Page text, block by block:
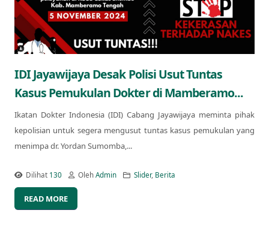
IDI Jayawijaya Desak Polisi Usut Tuntas
Kasus Pemukulan Dokter di Mamberamo...
Ikatan Dokter Indonesia (IDI) Cabang Jayawijaya meminta pihak
kepolisian untuk segera mengusut tuntas kasus pemukulan yang
menimpa dr. Yordan Sumomba,...
Dilihat 130 OlehAdmin Slider, Berita
READ MORE